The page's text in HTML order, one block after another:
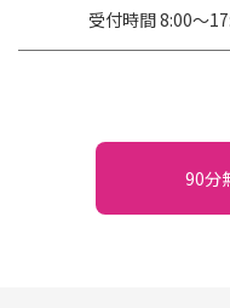
受付時間 8:00〜
90分